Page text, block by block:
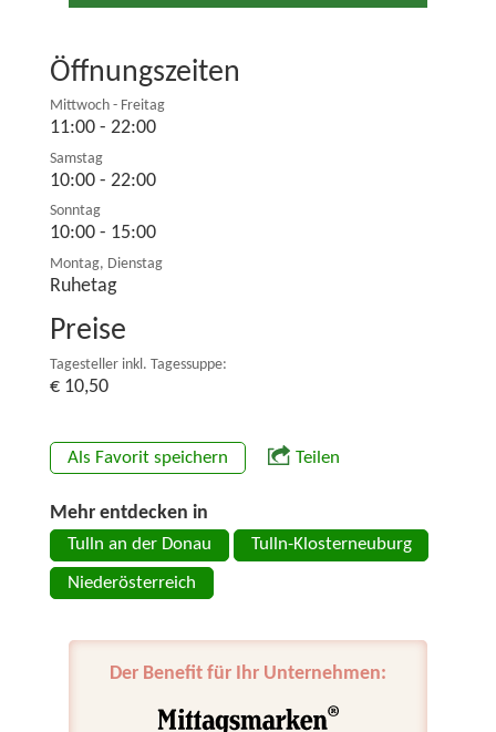
Öffnungszeiten
Mittwoch - Freitag
11:00 - 22:00
Samstag
10:00 - 22:00
Sonntag
10:00 - 15:00
Montag, Dienstag
Ruhetag
Preise
Tagesteller inkl. Tagessuppe:
€ 10,50
Als Favorit speichern Teilen
Mehr entdecken in
Tulln an der Donau Tulln-Klosterneuburg
Niederösterreich
Der Benefit für Ihr Unternehmen: